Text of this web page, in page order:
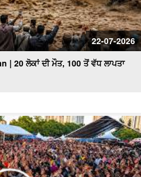
22-07-2026
20 ਲੋਕਾਂ ਦੀ ਮੌਤ, 100 ਤੋਂ ਵੱਧ ਲਾਪਤਾ